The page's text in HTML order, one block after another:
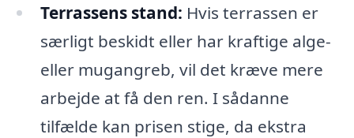
Terrassens stand: Hvis terrassen er
særligt beskidt eller har kraftige alge-
eller mugangreb, vil det kræve mere
arbejde at få den ren. I sådanne
tilfælde kan prisen stige, da ekstra